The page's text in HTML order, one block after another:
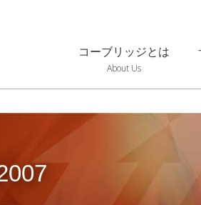
コーブリッジとは
About Us